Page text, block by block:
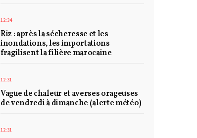
12:34
Riz : après la sécheresse et les
inondations, les importations
fragilisent la filière marocaine
12:31
Vague de chaleur et averses orageuses
de vendredi à dimanche (alerte météo)
12:31